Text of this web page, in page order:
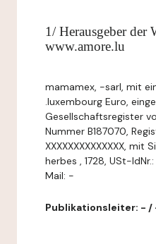
1/ Herausgeber der
www.amore.lu
mamamex, -sarl, mit
.luxembourg Euro,
Gesellschaftsregister
Nummer B187070,
XXXXXXXXXXXXXX, mit
herbes , 1728, USt-
Mail: -
Publikationsleiter: - /